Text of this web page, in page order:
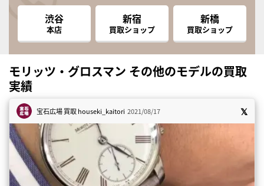
渋谷
本店
新宿
買取ショップ
新橋
買取ショップ
モリッツ・グロスマン その他のモデルの買取
実績
宝石広場 買取houseki_kaitori 2021/08/17